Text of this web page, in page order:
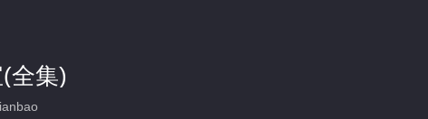
全集)